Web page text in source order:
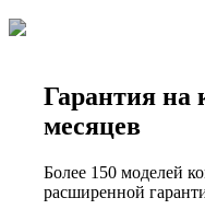
Гарантия на
месяцев
Более 150 моделей
расширенной